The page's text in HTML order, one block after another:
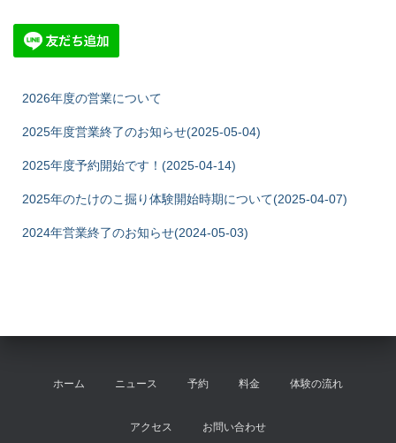
2026年度の営業について
2025年度営業終了のお知らせ(2025-05-04)
2025年度予約開始です！(2025-04-14)
2025年のたけのこ掘り体験開始時期について(2025-04-07)
2024年営業終了のお知らせ(2024-05-03)
ホーム ニュース 予約 料金 体験の流れ
アクセス お問い合わせ